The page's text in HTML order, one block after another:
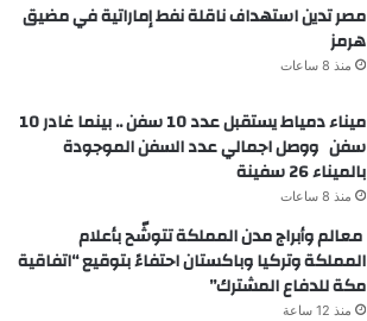
مصر تدين استهداف ناقلة نفط إماراتية في مضيق
هرمز
منذ 8 ساعات
ميناء دمياط يستقبل عدد 10 سفن .. بينما غادر 10
سفن ووصل اجمالي عدد السفن الموجودة
بالميناء 26 سفينة
منذ 8 ساعات
معالم وأبراج مدن المملكة تتوشّح بأعلام
المملكة وتركيا وباكستان احتفاءً بتوقيع “اتفاقية
مكة للدفاع المشترك”
منذ 12 ساعة